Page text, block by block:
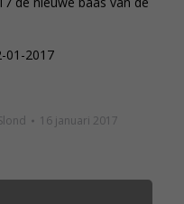
01-2017
16 januari 2017